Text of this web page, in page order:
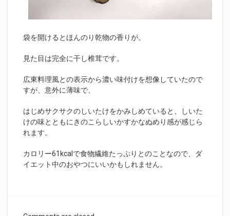
袋を開けるとほんのり乾物の香りが。
見た目は完全に干し椎茸です。
広東料理風との表示から濃い味付けを想像していたので
すが、意外に薄味で、
はじめサクサクのしいたけをかみしめていると、しいた
けの味とともにきのこらしいかすかなぬめり感が感じら
れます。
カロリー61kcalで食物繊維たっぷりとのことなので、ダ
イエット中のおやつにいいかもしれません。